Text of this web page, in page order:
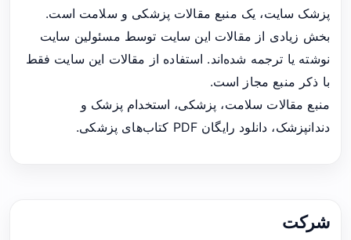
پزشک سایت، یک منبع مقالات پزشکی و سلامت است.
بخش زیادی از مقالات این سایت توسط مسئولین سایت
نوشته یا ترجمه شده‌اند. استفاده از مقالات این سایت فقط
با ذکر منبع مجاز است.
منبع مقالات سلامت، پزشکی، استخدام پزشک و
دندانپزشک، دانلود رایگان PDF کتاب‌های پزشکی.
شرکت